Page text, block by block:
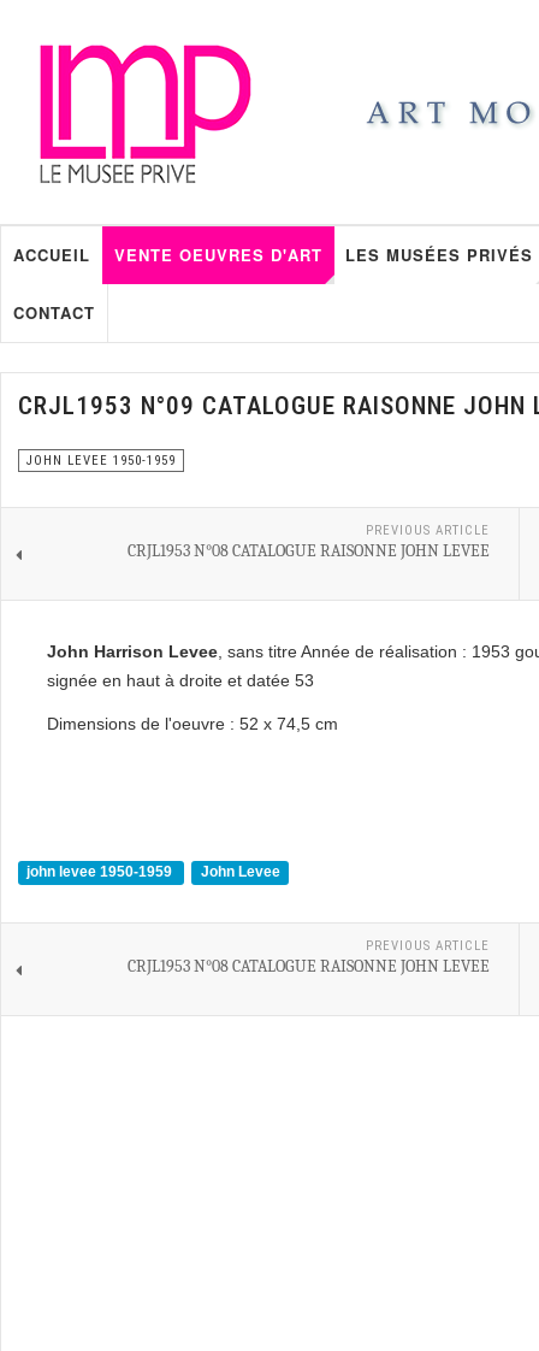
ACCUEIL VENTE OEUVRES D'ART LES MUSÉES PRIVÉS
CONTACT
CRJL1953 N°09 CATALOGUE RAISONNE JOHN
JOHN LEVEE 1950-1959
PREVIOUS ARTICLE
CRJL1953 N°08 CATALOGUE RAISONNE JOHN LEVEE
John Harrison Levee , sans titre Année de réalisation : 1953
signée en haut à droite et datée 53
Dimensions de l'oeuvre : 52 x 74,5 cm
john levee 1950-1959 John Levee
PREVIOUS ARTICLE
CRJL1953 N°08 CATALOGUE RAISONNE JOHN LEVEE